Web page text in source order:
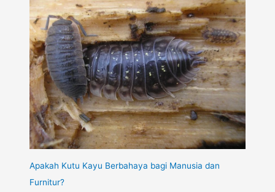
Apakah Kutu Kayu Berbahaya bagi Manusia dan
Furnitur?